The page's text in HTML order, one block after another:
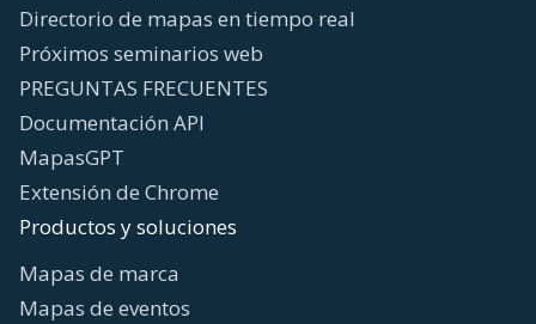
Directorio de mapas en tiempo real
Próximos seminarios web
PREGUNTAS FRECUENTES
Documentación API
MapasGPT
Extensión de Chrome
Productos y soluciones
Mapas de marca
Mapas de eventos